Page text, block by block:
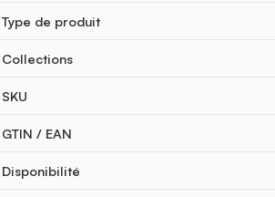
Type de produit
Collections
SKU
GTIN / EAN
Disponibilité